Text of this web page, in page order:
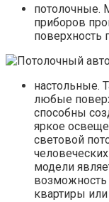
потолочные.
приборов
поверхность
настольные.
любые
способны
яркое
световой
модели
квартиры